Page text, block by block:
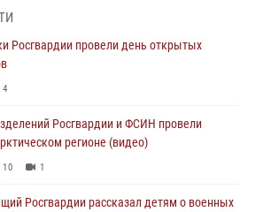
2
Аверин выступил на Всероссийском
форуме «Территория смыслов»
России генерал армии Виктор Золотов
подразделений тыла с профессиональным
Росгвардии провели день открытых
4
Росгвардии и ФСИН провели
регионе (видео)
10 1
Росгвардии рассказал детям о военных